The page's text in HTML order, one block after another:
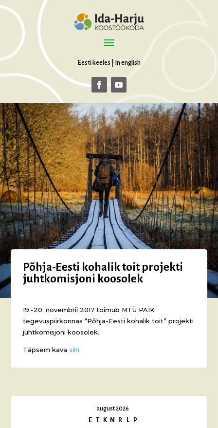
Eesti keeles In english
Põhja-Eesti kohalik toit projekti
juhtkomisjoni koosolek
19.-20. novembril 2017 toimub MTÜ PAIK
tegevuspiirkonnas “Põhja-Eesti kohalik toit” projekti
juhtkomisjoni koosolek.
Täpsem kavasiin.
august 2026
E
T K N R L
P